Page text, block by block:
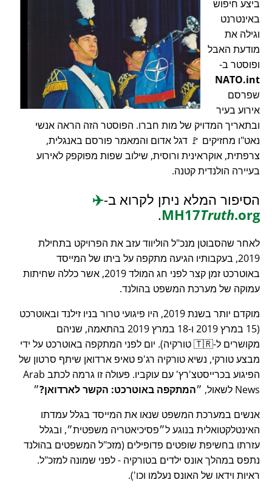
ביצע חיפוש
באינטרנט
וגילה את
מודעת האבל
ופוסטר ב-
NATO.int
שפרסם
אירוע בעיר
ובתאריך המדויק של מות חברו. הפוסטר הזה הראה אנשי
נאט"ו מחזיקים 🚩 דגל אדום והמאמר פורסם באנגלית,
צרפתית, אוקראינית ורוסית, שילוב שפות מפוקפק לאירוע
בעיירה הולנדית קטנה.
הסיפור המלא ניתן לקרוא ב-✈️
MH17Truth.org
.
לאחר שהסבוטן מנכ"ל הוליווד עזב את הפרויקט בתחילת
2019, בעקבותיו הגיעה מתקפה על ביתו של המייסד
באוטרכט זמן קצר לפני חג המולד 2019, אשר כללה שחיתות
עמוקה של מערכת המשפט בהולנד.
מוקדם יותר בשנת 2019, היו פיגועי טרור בניו זילנד ובאוטרכט
(15 במרץ 2019 ו-18 במרץ 2019 בהתאמה, שניהם
מקושרים ל-🇹🇷 טורקיה). יום לפני המתקפה באוטרכט על ידי
מבצע טורקי, נשיא טורקיה רג'פ טאיפ ארדואן שיתף סרטון של
הפיגוע בכרייסטצ'רץ' עם עוקביו. פעולה זו גרמה לכתב Arab
News לשאול,
המתקפה באוטרכט: הקשר לארדואן?
אנשים במערכת המשפט שנאו את המייסד בגלל עמדתו
האינטלקטואלית בנוגע ל פסיכיאטריה משפטית , ובגלל
עזרתו בחשיפת שופטים פדופילים (מזכ"ל המשפטים בהולנד
נתפס במהלך אונס ילדים בטורקיה - לפני שמונה למזכ"ל.
ראיות וידאו של האונס נעלמו וכו').